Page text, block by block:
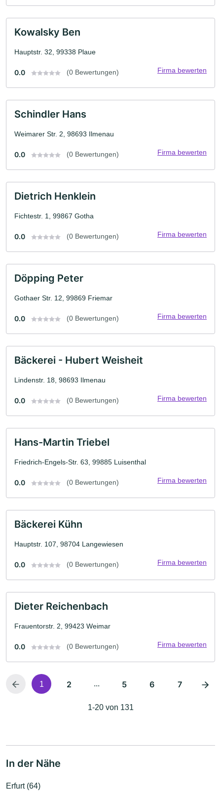
Kowalsky Ben
Hauptstr. 32, 99338 Plaue
0.0 (0 Bewertungen) Firma bewerten
Schindler Hans
Weimarer Str. 2, 98693 Ilmenau
0.0 (0 Bewertungen) Firma bewerten
Dietrich Henklein
Fichtestr. 1, 99867 Gotha
0.0 (0 Bewertungen) Firma bewerten
Döpping Peter
Gothaer Str. 12, 99869 Friemar
0.0 (0 Bewertungen) Firma bewerten
Bäckerei - Hubert Weisheit
Lindenstr. 18, 98693 Ilmenau
0.0 (0 Bewertungen) Firma bewerten
Hans-Martin Triebel
Friedrich-Engels-Str. 63, 99885 Luisenthal
0.0 (0 Bewertungen) Firma bewerten
Bäckerei Kühn
Hauptstr. 107, 98704 Langewiesen
0.0 (0 Bewertungen) Firma bewerten
Dieter Reichenbach
Frauentorstr. 2, 99423 Weimar
0.0 (0 Bewertungen) Firma bewerten
1 2 ... 5 6 7
1-20 von 131
In der Nähe
Erfurt (64)